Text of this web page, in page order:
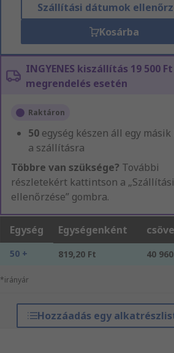
Szállítási dátumok
Kosárba
INGYENES kiszállítás 19 500
megrendelés esetén
Raktáron
50 egység készen áll egy
a szállításra
Többre van szüksége? További
részletekért kattintson a
ellenőrzése” gombra.
Egység Egységenként
50 + 819,20 Ft 40
*irányár
Hozzáadás egy